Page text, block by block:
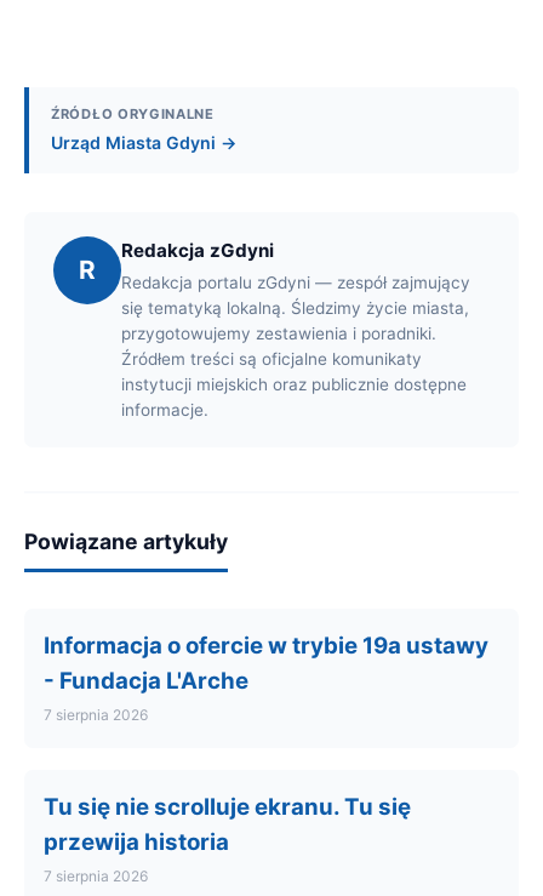
ŹRÓDŁO ORYGINALNE
Urząd Miasta Gdyni →
R
Redakcja zGdyni
Redakcja portalu zGdyni — zespół zajmujący
się tematyką lokalną. Śledzimy życie miasta,
przygotowujemy zestawienia i poradniki.
Źródłem treści są oficjalne komunikaty
instytucji miejskich oraz publicznie dostępne
informacje.
Powiązane artykuły
Informacja o ofercie w trybie 19a ustawy
- Fundacja L'Arche
7 sierpnia 2026
Tu się nie scrolluje ekranu. Tu się
przewija historia
7 sierpnia 2026